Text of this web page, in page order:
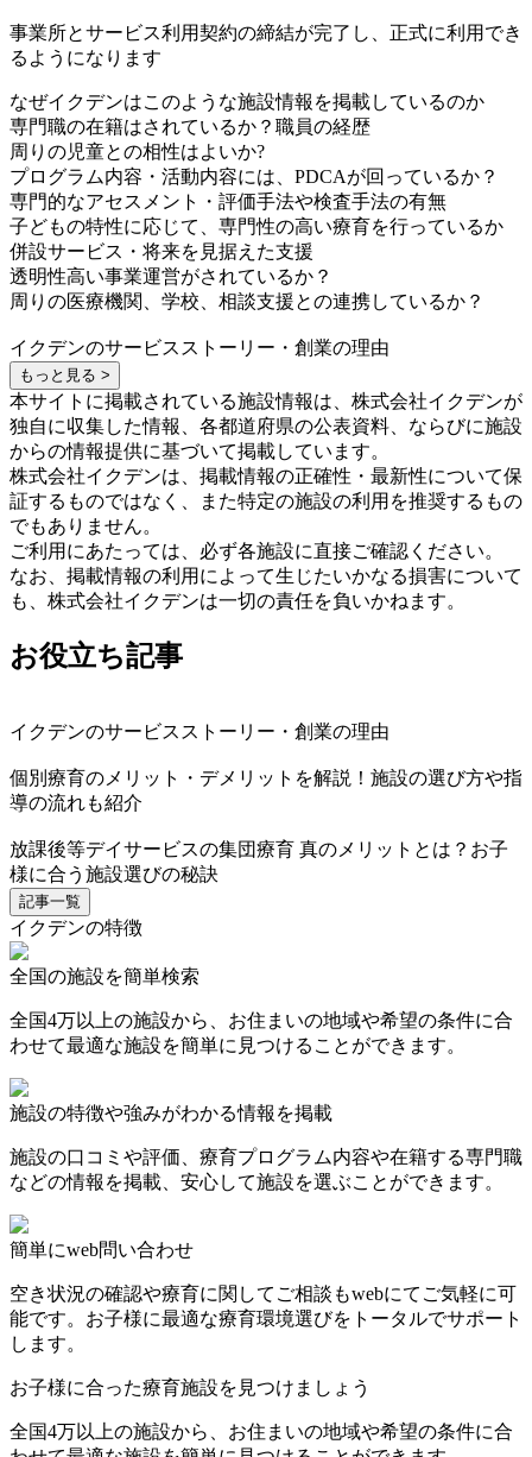
事業所とサービス利用契約の締結が完了し、正式に利用でき
るようになります
なぜイクデンはこのような施設情報を掲載しているのか
専門職の在籍はされているか？職員の経歴
周りの児童との相性はよいか?
プログラム内容・活動内容には、PDCAが回っているか？
専門的なアセスメント・評価手法や検査手法の有無
子どもの特性に応じて、専門性の高い療育を行っているか
併設サービス・将来を見据えた支援
透明性高い事業運営がされているか？
周りの医療機関、学校、相談支援との連携しているか？
イクデンのサービスストーリー・創業の理由
もっと見る >
本サイトに掲載されている施設情報は、株式会社イクデンが
独自に収集した情報、各都道府県の公表資料、ならびに施設
からの情報提供に基づいて掲載しています。
株式会社イクデンは、掲載情報の正確性・最新性について保
証するものではなく、また特定の施設の利用を推奨するもの
でもありません。
ご利用にあたっては、必ず各施設に直接ご確認ください。
なお、掲載情報の利用によって生じたいかなる損害について
も、株式会社イクデンは一切の責任を負いかねます。
お役立ち記事
イクデンのサービスストーリー・創業の理由
個別療育のメリット・デメリットを解説！施設の選び方や指
導の流れも紹介
放課後等デイサービスの集団療育 真のメリットとは？お子
様に合う施設選びの秘訣
記事一覧
イクデンの特徴
全国の施設を簡単検索
全国4万以上の施設から、お住まいの地域や希望の条件に合
わせて最適な施設を簡単に見つけることができます。
施設の特徴や強みがわかる情報を掲載
施設の口コミや評価、療育プログラム内容や在籍する専門職
などの情報を掲載、安心して施設を選ぶことができます。
簡単にweb問い合わせ
空き状況の確認や療育に関してご相談もwebにてご気軽に可
能です。お子様に最適な療育環境選びをトータルでサポート
します。
お子様に合った療育施設を見つけましょう
全国4万以上の施設から、お住まいの地域や希望の条件に合